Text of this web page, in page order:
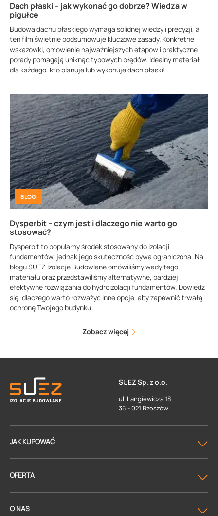
Dach płaski – jak wykonać go dobrze? Wiedza w
pigułce
Budowa dachu płaskiego wymaga solidnej wiedzy i precyzji, a
ten film świetnie podsumowuje kluczowe zasady. Konkretne
wskazówki, omówienie najważniejszych etapów i praktyczne
porady pomagają uniknąć typowych błędów. Idealny materiał
dla każdego, kto planuje lub wykonuje dach płaski!
BLOG
Dysperbit – czym jest i dlaczego nie warto go
stosować?
Dysperbit to popularny środek stosowany do izolacji
fundamentów, jednak jego skuteczność bywa ograniczona. Na
blogu SUEZ Izolacje Budowlane omówiliśmy wady tego
materiału oraz przedstawiliśmy alternatywne, bardziej
efektywne rozwiązania do hydroizolacji fundamentów. Dowiedz
się, dlaczego warto rozważyć inne opcje, aby zapewnić trwałą
ochronę Twojego budynku
Zobacz więcej
SUEZ Sp. z o.o.
ul. Langiewicza 18
35 - 021 Rzeszów
JAK KUPOWAĆ
OFERTA
O NAS